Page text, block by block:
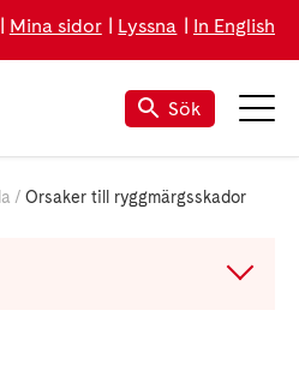
Mina sidor Lyssna In English
Sök
Orsaker till ryggmärgsskador